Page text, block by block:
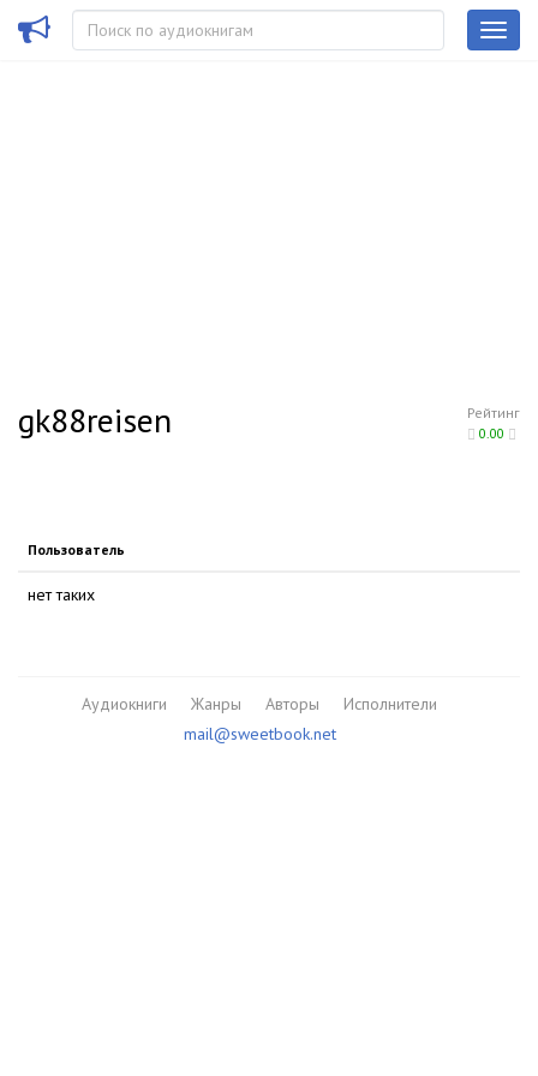
Рейтинг
0.00
gk88reisen
Пользователь
нет таких
Аудиокниги Жанры Авторы
Исполнители
mail@sweetbook.net